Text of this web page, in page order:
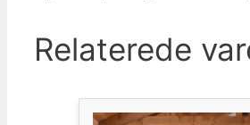
Relaterede